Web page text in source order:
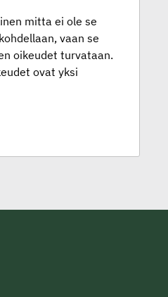
mitta ei ole se
vaan se
oikeudet turvataan.
ovat yksi